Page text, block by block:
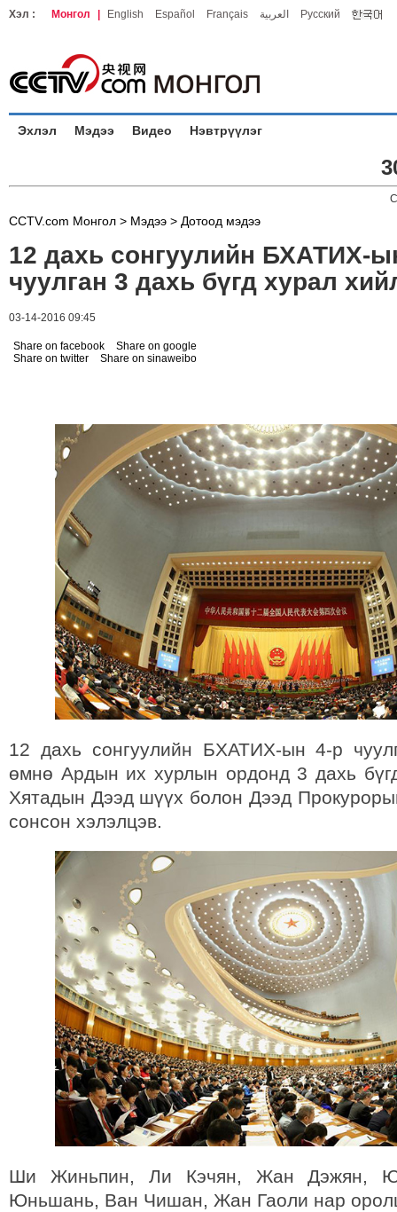
Хэл : Монгол English Español Français العربية Русский
Эхлэл Мэдээ Видео Нэвтрүүлэг
CCTV.com Монгол > Мэдээ > Дотоод мэдээ
12 дахь сонгуулийн БХАТИХ-
чуулган 3 дахь бүгд хурал
03-14-2016 09:45
Share on facebook
Share on google
Share on twitter
Share on sinaweibo
12 дахь сонгуулийн БХАТИХ-ын 4-р
өмнө Ардын их хурлын ордонд 3 дахь
Хятадын Дээд шүүх болон Дээд
сонсон хэлэлцэв.
Ши Жиньпин, Ли Кэчян, Жан Дэжян,
Юньшань, Ван Чишан, Жан Гаоли нар